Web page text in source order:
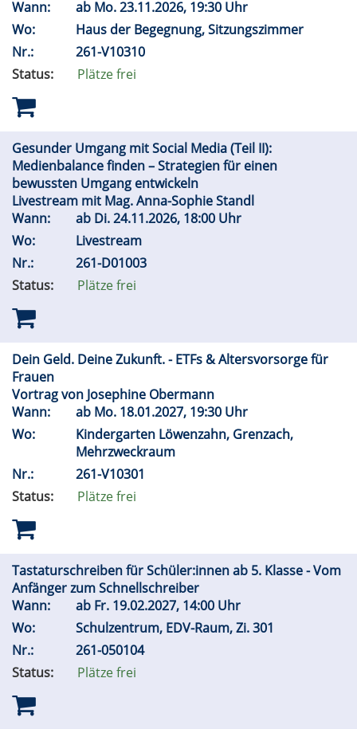
Wann: ab Mo.23.11.2026, 19:30 Uhr
Wo:
Haus der Begegnung, Sitzungszimmer
Nr.:
261-V10310
Status:
Plätze frei
Gesunder Umgang mit Social Media (Teil II):
Medienbalance finden – Strategien für einen
bewussten Umgang entwickeln
Livestream mit Mag. Anna-Sophie Standl
Wann:
ab Di.24.11.2026, 18:00 Uhr
Wo:
Livestream
Nr.:
261-D01003
Status:
Plätze frei
Dein Geld. Deine Zukunft. - ETFs & Altersvorsorge für
Frauen
Vortrag von Josephine Obermann
Wann:
ab Mo. 18.01.2027, 19:30 Uhr
Wo:
Kindergarten Löwenzahn, Grenzach,
Mehrzweckraum
Nr.:
261-V10301
Status:
Plätze frei
Tastaturschreiben für Schüler:innen ab 5. Klasse - Vom
Anfänger zum Schnellschreiber
Wann:
ab Fr. 19.02.2027, 14:00 Uhr
Wo:
Schulzentrum, EDV-Raum, Zi. 301
Nr.:
261-050104
Status:
Plätze frei